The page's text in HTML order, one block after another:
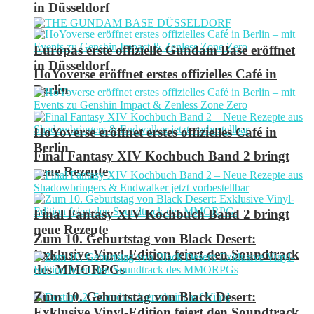
in Düsseldorf
HoYoverse eröffnet erstes offizielles Café in
Berlin
Final Fantasy XIV Kochbuch Band 2 bringt
neue Rezepte
Zum 10. Geburtstag von Black Desert:
Exklusive Vinyl-Edition feiert den Soundtrack
des MMORPGs
Europas erste offizielle Gundam Base eröffnet
in Düsseldorf
HoYoverse eröffnet erstes offizielles Café in
Berlin
Final Fantasy XIV Kochbuch Band 2 bringt
neue Rezepte
Zum 10. Geburtstag von Black Desert: